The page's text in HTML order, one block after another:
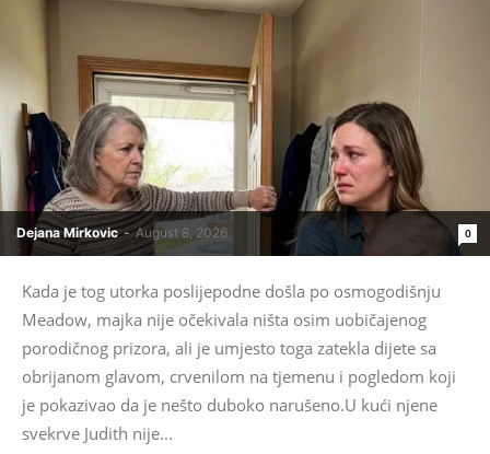
Dejana Mirkovic - August 8, 2026 0
Kada je tog utorka poslijepodne došla po osmogodišnju
Meadow, majka nije očekivala ništa osim uobičajenog
porodičnog prizora, ali je umjesto toga zatekla dijete sa
obrijanom glavom, crvenilom na tjemenu i pogledom koji
je pokazivao da je nešto duboko narušeno.U kući njene
svekrve Judith nije...